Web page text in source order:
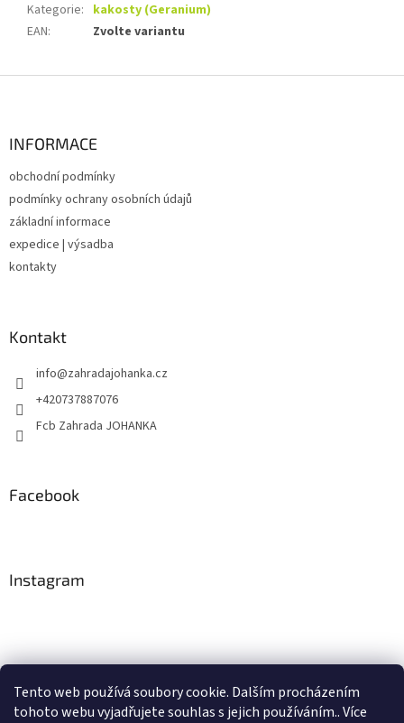
Tento web používá soubory cookie. Dalším procházením
tohoto webu vyjadřujete souhlas s jejich používáním.. Více
Kategorie: kakosty (Geranium)
EAN: Zvolte variantu
INFORMACE
obchodní podmínky
podmínky ochrany osobních údajů
základní informace
expedice | výsadba
kontakty
Kontakt
info@zahradajohanka.cz
+420737887076
Fcb Zahrada JOHANKA
Facebook
Instagram